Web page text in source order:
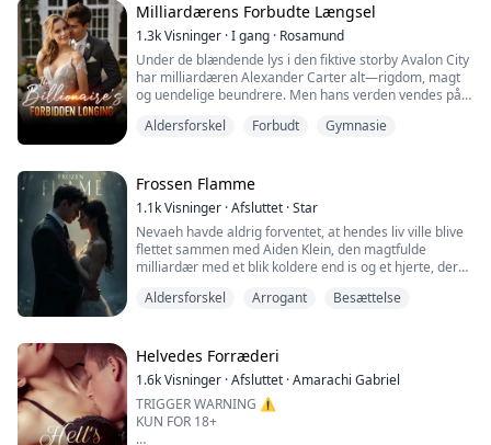
modtager Benjamin et opkald hjemmefra—hans far er
dø...
Milliardærens Forbudte Længsel
1.3kVisninger ·I gang · Rosamund
Under de blændende lys i den fiktive storby Avalon City
har milliardæren Alexander Carter alt—rigdom, magt
og uendelige beundrere. Men hans verden vendes på
kun for at blive reddet af en mystisk kvinde.
med flere identiteter. En førsteklasses hacker, en
frygtløs eventyrer og en ukendt k...
Aldersforskel Forbudt Gymnasie
Frossen Flamme
1.1kVisninger ·Afsluttet ·Star
Nevaeh havde aldrig forventet, at hendes liv ville blive
flettet sammen med Aiden Klein, den magtfulde
milliardær med et blik koldere end is og et hjerte, der
for perfekt til at røre ved—en strålende figur, beundret
forseglet af tab, hvor k...
Aldersforskel Arrogant Besættelse
Helvedes Forræderi
1.6kVisninger ·Afsluttet ·Amarachi Gabriel
TRIGGER WARNING ⚠️
KUN FOR 18+